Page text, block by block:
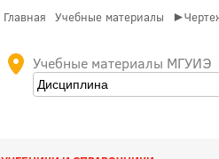
Главная Учебные материалы
Учебные материалы МГУИЭ